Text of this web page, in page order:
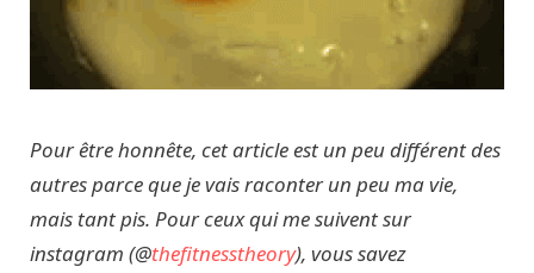
Pour être honnête, cet article est un peu différent des
autres parce que je vais raconter un peu ma vie,
mais tant pis. Pour ceux qui me suivent sur
instagram (@thefitnesstheory), vous savez